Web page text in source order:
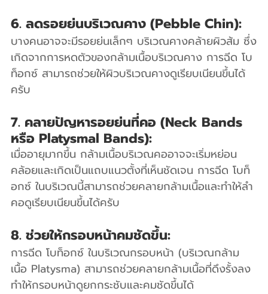
6. ลดรอยย่นบริเวณคาง (Pebble Chin):
บางคนอาจจะมีรอยย่นเล็กๆ บริเวณคางคล้ายผิวส้ม ซึ่ง
เกิดจากการหดตัวของกล้ามเนื้อบริเวณคาง การฉีด โบ
ท็อกซ์ สามารถช่วยให้ผิวบริเวณคางดูเรียบเนียนขึ้นได้
ครับ
7. คลายปัญหารอยย่นที่คอ (Neck Bands
หรือ Platysmal Bands):
เมื่ออายุมากขึ้น กล้ามเนื้อบริเวณคออาจจะเริ่มหย่อน
คล้อยและเกิดเป็นแถบแนวตั้งที่เห็นชัดเจน การฉีด โบท็
อกซ์ ในบริเวณนี้สามารถช่วยคลายกล้ามเนื้อและทำให้ลำ
คอดูเรียบเนียนขึ้นได้ครับ
8. ช่วยให้กรอบหน้าคมชัดขึ้น:
การฉีด โบท็อกซ์ ในบริเวณกรอบหน้า (บริเวณกล้าม
เนื้อ Platysma) สามารถช่วยคลายกล้ามเนื้อที่ดึงรั้งลง
ทำให้กรอบหน้าดูยกกระชับและคมชัดขึ้นได้